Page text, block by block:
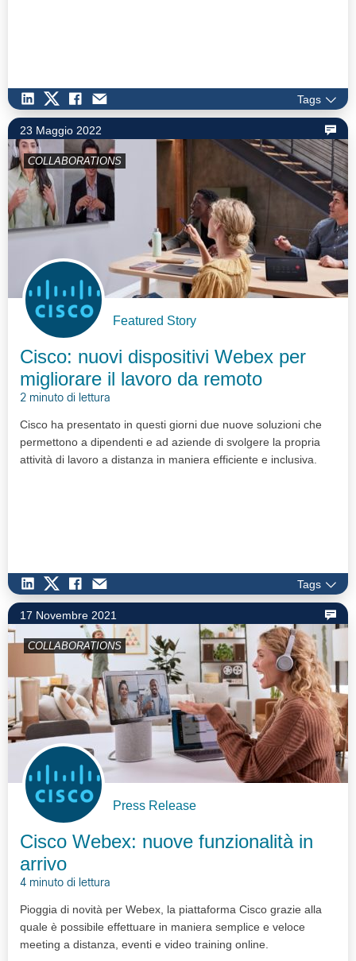
Tags
23 Maggio 2022
COLLABORATIONS
Featured Story
Cisco: nuovi dispositivi Webex per
migliorare il lavoro da remoto
2 minuto di lettura
Cisco ha presentato in questi giorni due nuove soluzioni che
permettono a dipendenti e ad aziende di svolgere la propria
attività di lavoro a distanza in maniera efficiente e inclusiva.
Tags
17 Novembre 2021
COLLABORATIONS
Press Release
Cisco Webex: nuove funzionalità in
arrivo
4 minuto di lettura
Pioggia di novità per Webex, la piattaforma Cisco grazie alla
quale è possibile effettuare in maniera semplice e veloce
meeting a distanza, eventi e video training online.